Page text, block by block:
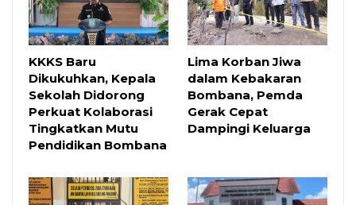
KKKS Baru
Dikukuhkan, Kepala
Sekolah Didorong
Perkuat Kolaborasi
Tingkatkan Mutu
Pendidikan Bombana
Lima Korban Jiwa
dalam Kebakaran
Bombana, Pemda
Gerak Cepat
Dampingi Keluarga